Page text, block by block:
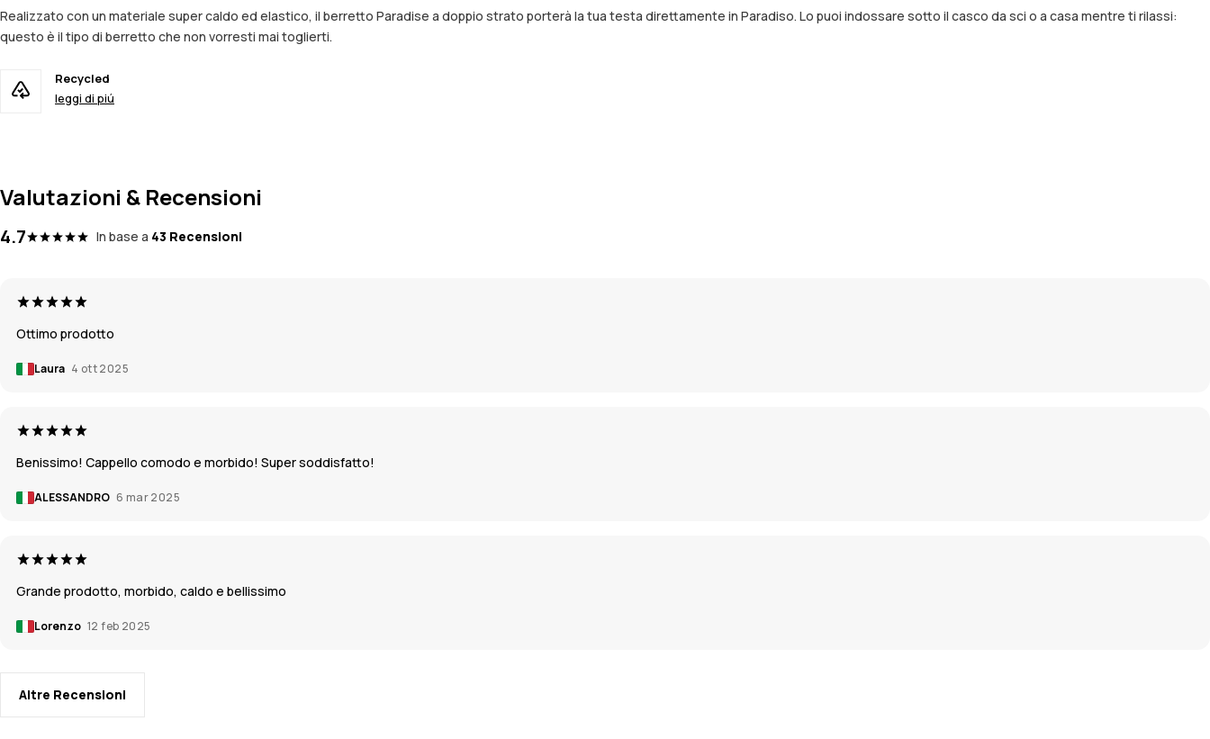
Realizzato con un materiale super caldo ed elastico, il berretto Paradise a doppio strato porterà la tua testa direttamente in Paradiso. Lo puoi indossare sotto il casco da sci o a casa mentre ti rilassi:
questo è il tipo di berretto che non vorresti mai toglierti.
Recycled
leggi di piú
Valutazioni & Recensioni
4.7 In base a 43 Recensioni
Ottimo prodotto
Laura 4 ott 2025
Benissimo! Cappello comodo e morbido! Super soddisfatto!
ALESSANDRO 6 mar 2025
Grande prodotto, morbido, caldo e bellissimo
Lorenzo 12 feb 2025
Altre Recensioni